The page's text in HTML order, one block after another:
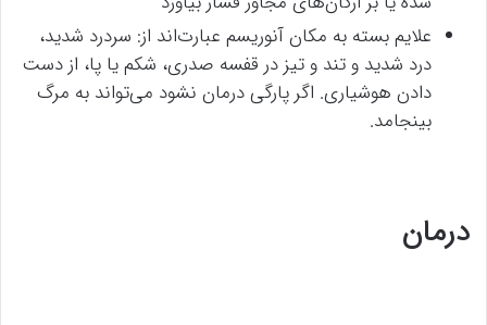
علایم بسته به مکان آنوریسم عبارت‌اند از: سردرد شدید،
درد شدید و تند و تیز در قفسه صدری، شکم یا پا، از دست
دادن هوشیاری. اگر پارگی درمان نشود می‌تواند به مرگ
بینجامد.
درمان